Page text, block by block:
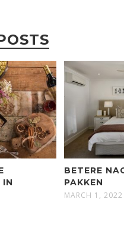
IN
BETERE
PAKKEN
MARCH 1, 2022